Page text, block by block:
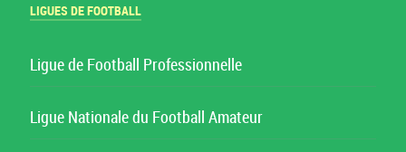
LIGUES DE FOOTBALL
Ligue de Football Professionnelle
Ligue Nationale du Football Amateur